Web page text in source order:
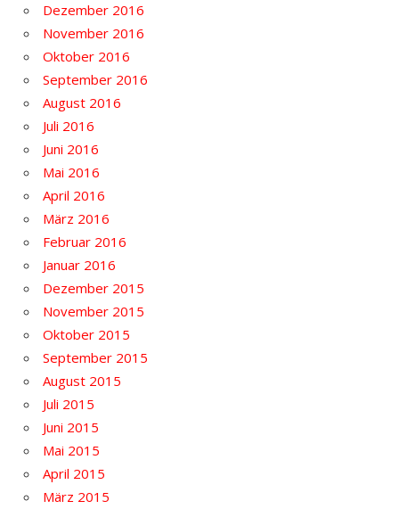
Dezember 2016
November 2016
Oktober 2016
September 2016
August 2016
Juli 2016
Juni 2016
Mai 2016
April 2016
März 2016
Februar 2016
Januar 2016
Dezember 2015
November 2015
Oktober 2015
September 2015
August 2015
Juli 2015
Juni 2015
Mai 2015
April 2015
März 2015